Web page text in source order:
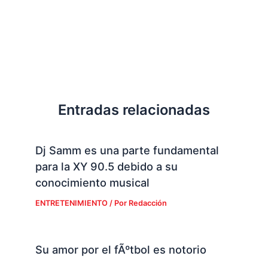
Entradas relacionadas
Dj Samm es una parte fundamental
para la XY 90.5 debido a su
conocimiento musical
ENTRETENIMIENTO/ Por Redacción
Su amor por el fÃºtbol es notorio